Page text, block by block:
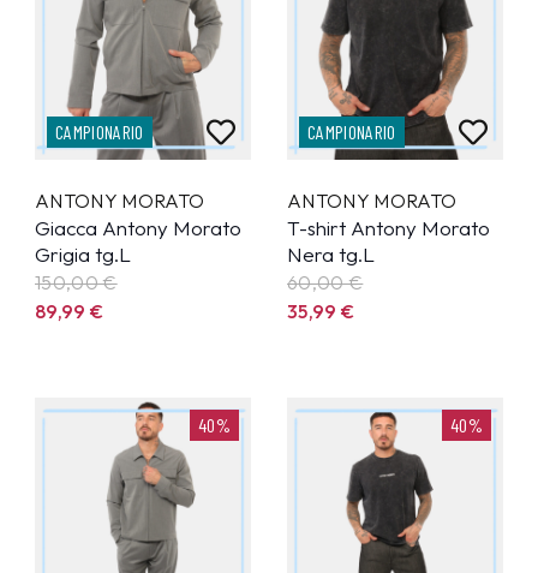
CAMPIONARIO
ANTONY MORATO
Giacca Antony Morato
Grigia tg.L
150,00 €
89,99€
CAMPIONARIO
ANTONY MORATO
T-shirt Antony Morato
Nera tg.L
60,00 €
35,99€
40% 40%